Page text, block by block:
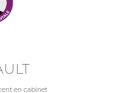
en cabinet